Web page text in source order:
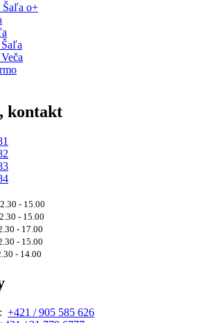
Šaľa o+
kontakt
- 15.00
- 15.00
- 17.00
- 15.00
- 14.00
+421 / 905 585 626